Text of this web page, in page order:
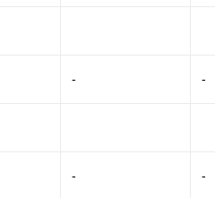
- -
- -